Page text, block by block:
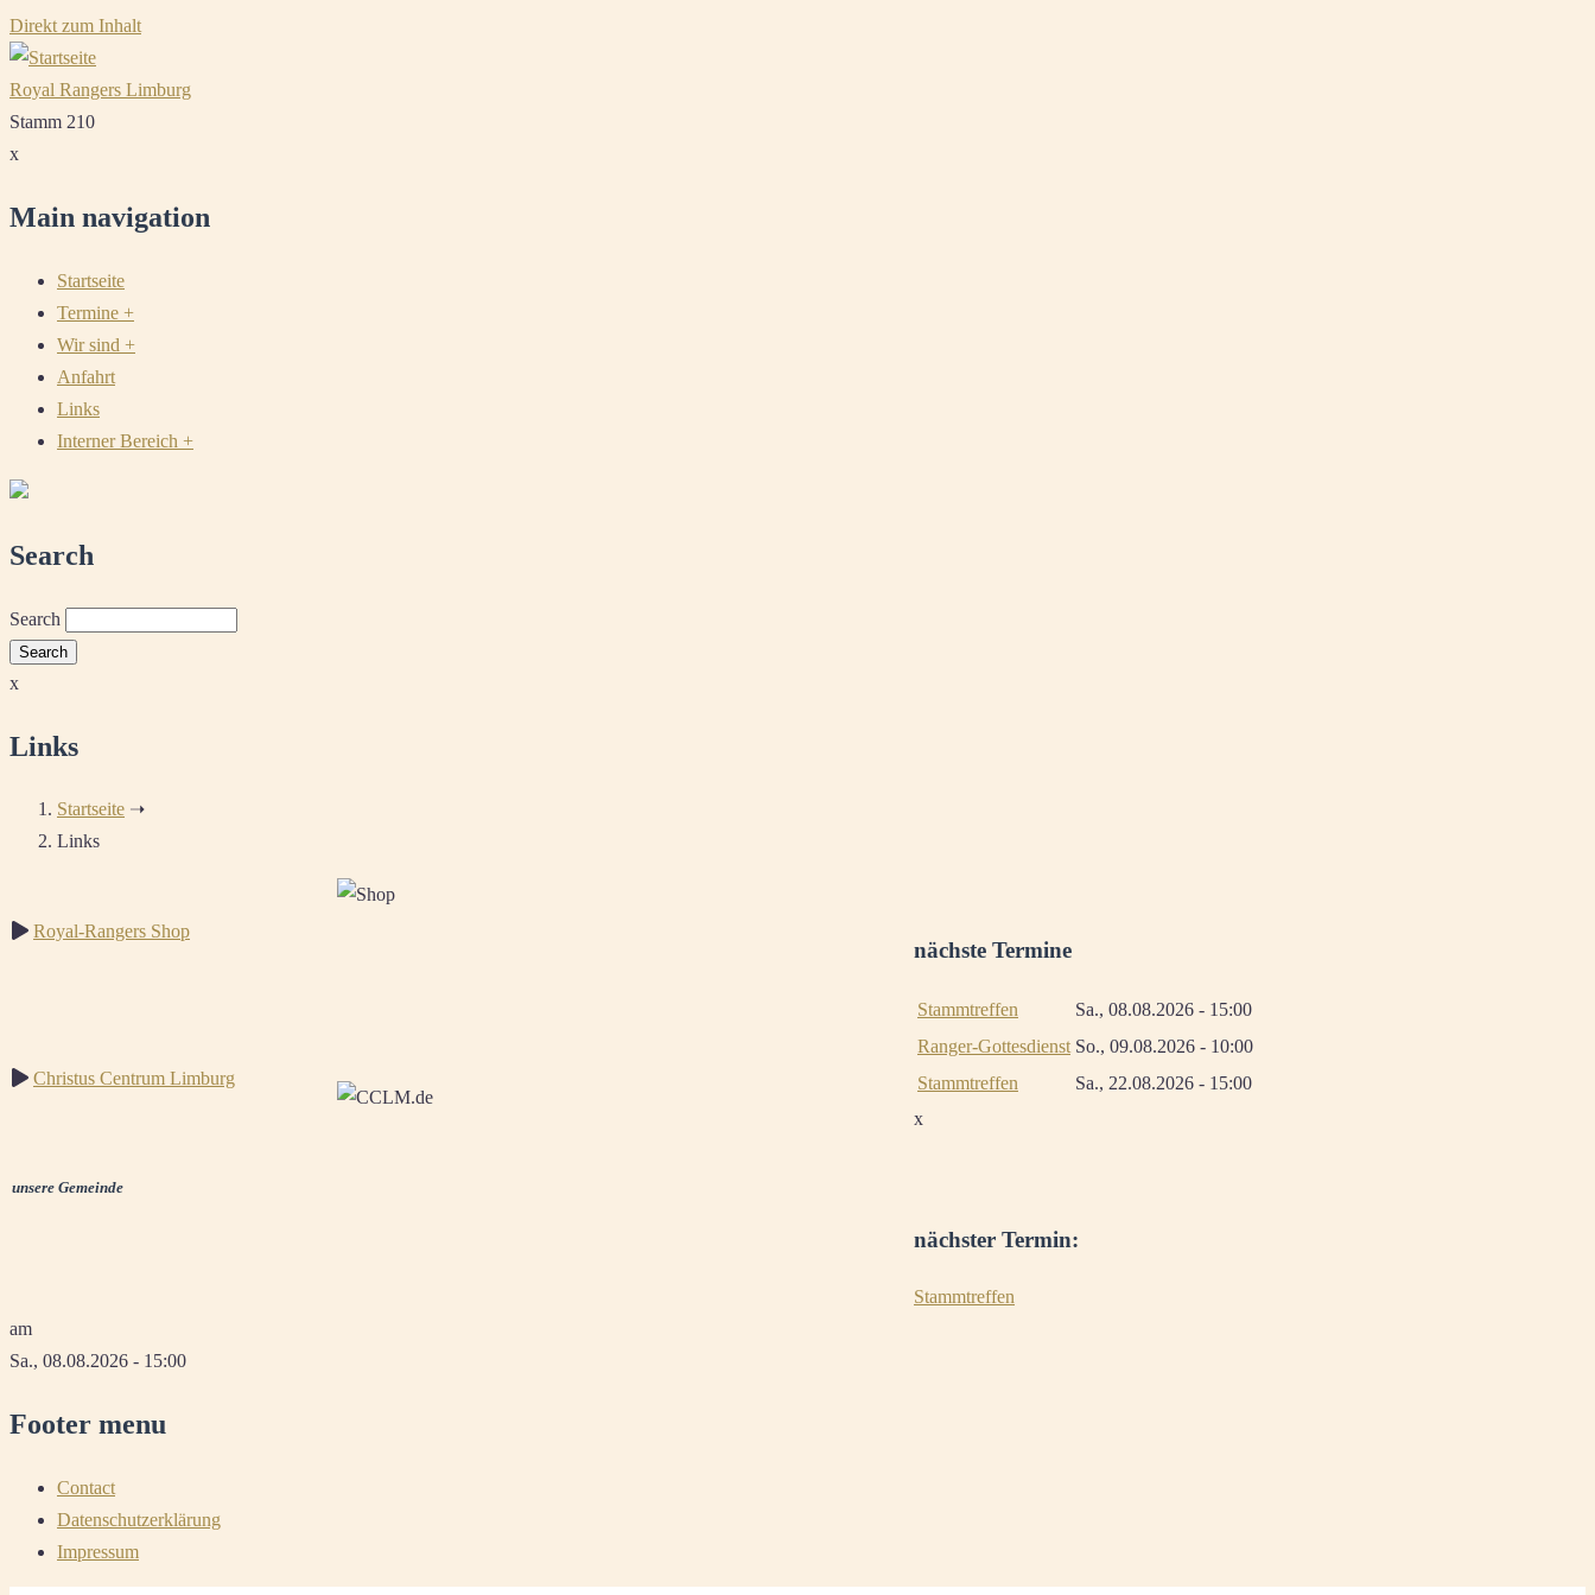
Direkt zum Inhalt
Royal Rangers Limburg
Stamm 210
x
Main navigation
Startseite
Termine +
Wir sind +
Anfahrt
Links
Interner Bereich +
Search
Search
x
Links
Startseite ➝
Links
Royal-Rangers Shop
Christus Centrum Limburg
unsere Gemeinde
nächste Termine
Stammtreffen
Sa., 08.08.2026 - 15:00
Ranger-Gottesdienst So., 09.08.2026 - 10:00
Stammtreffen
Sa., 22.08.2026 - 15:00
x
nächster Termin:
Stammtreffen
am
Sa., 08.08.2026 - 15:00
Footer menu
Contact
Datenschutzerklärung
Impressum